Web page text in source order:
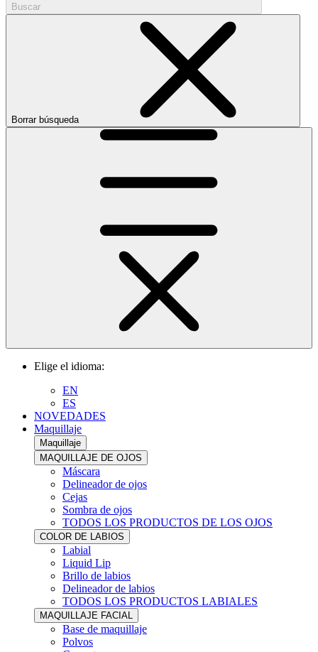
Buscar
Borrar búsqueda
Elige el idioma:
EN
ES
NOVEDADES
Maquillaje
Maquillaje
MAQUILLAJE DE OJOS
Máscara
Delineador de ojos
Cejas
Sombra de ojos
TODOS LOS PRODUCTOS DE LOS OJOS
COLOR DE LABIOS
Labial
Liquid Lip
Brillo de labios
Delineador de labios
TODOS LOS PRODUCTOS LABIALES
MAQUILLAJE FACIAL
Base de maquillaje
Polvos